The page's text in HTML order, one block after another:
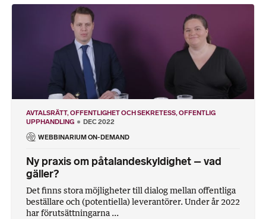
AVTALSRÄTT OFFENTLIGHET OCH SEKRETESS OFFENTLIG
UPPHANDLING
DEC 2022
WEBBINARIUM ON-DEMAND
Ny praxis om påtalandeskyldighet – vad
gäller?
Det finns stora möjligheter till dialog mellan offentliga
beställare och (potentiella) leverantörer. Under år 2022
har förutsättningarna ...